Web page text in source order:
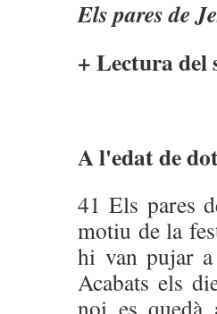
Els pares de
+ Lectura del
A l'edat de
41 Els pares
motiu de la
hi van pujar
Acabats els
noi es quedà